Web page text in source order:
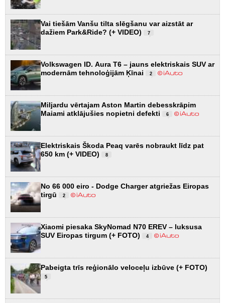
Vai tiešām Vanšu tilta slēgšanu var aizstāt ar
dažiem Park&Ride? (+ VIDEO)
7
Volkswagen ID. Aura T6 – jauns elektriskais SUV ar
modernām tehnoloģijām Ķīnai
2
Miljardu vērtajam Aston Martin debesskrāpim
Maiami atklājušies nopietni defekti
6
Elektriskais Škoda Peaq varēs nobraukt līdz pat
650 km (+ VIDEO)
8
No 66 000 eiro - Dodge Charger atgriežas Eiropas
tirgū
2
Xiaomi piesaka SkyNomad N70 EREV – luksusa
SUV Eiropas tirgum (+ FOTO)
4
Pabeigta trīs reģionālo veloceļu izbūve (+ FOTO)
5